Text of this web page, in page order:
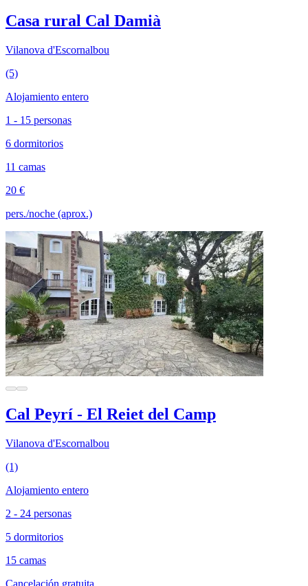
Casa rural Cal Damià
Vilanova d'Escornalbou
(5)
Alojamiento entero
1 - 15 personas
6 dormitorios
11 camas
20 €
pers./noche (aprox.)
Cal Peyrí - El Reiet del Camp
Vilanova d'Escornalbou
(1)
Alojamiento entero
2 - 24 personas
5 dormitorios
15 camas
Cancelación gratuita